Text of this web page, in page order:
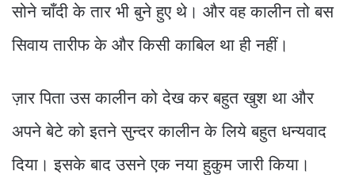
सोने चाँदी के तार भी बुने हुए थे। और वह कालीन तो बस
सिवाय तारीफ के और किसी काबिल था ही नहीं।
ज़ार पिता उस कालीन को देख कर बहुत खुश था और
अपने बेटे को इतने सुन्दर कालीन के लिये बहुत धन्यवाद
दिया। इसके बाद उसने एक नया हुकुम जारी किया।